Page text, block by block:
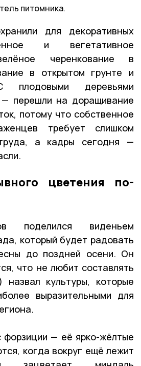
питомника.
для декоративных
и вегетативное
черенкование в
в открытом грунте и
плодовыми деревьями
— перешли на доращивание
потому что собственное
требует слишком
а кадры сегодня —
цветения по-
поделился виденьем
который будет радовать
до поздней осени. Он
что не любит составлять
назвал культуры, которые
выразительными для
форзиции — её ярко-жёлтые
когда вокруг ещё лежит